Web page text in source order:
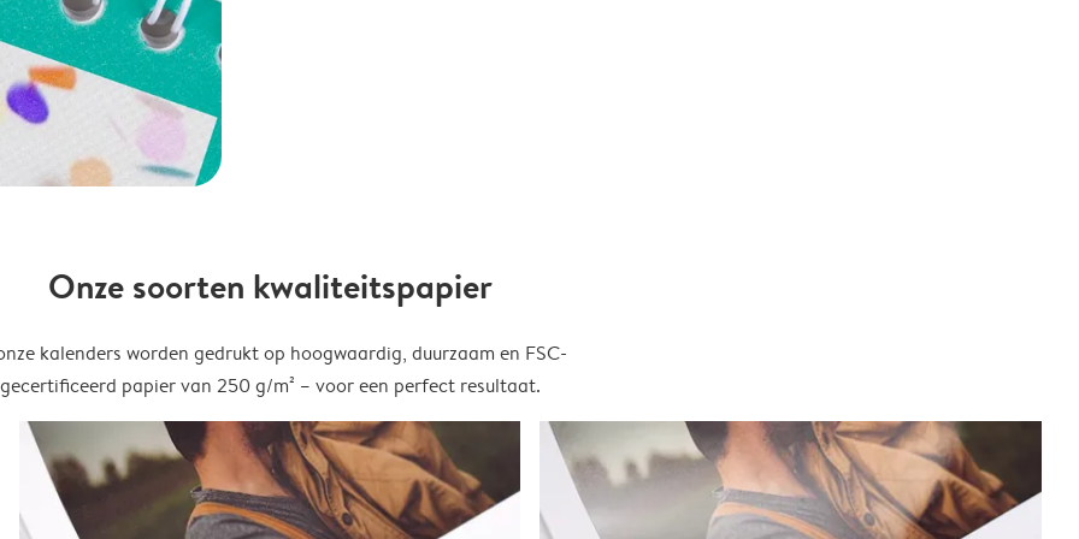
Onze soorten kwaliteitspapier
kalenders worden gedrukt op hoogwaardig, duurzaam en FSC-
gecertificeerd papier van 250 g/m² – voor een perfect resultaat.